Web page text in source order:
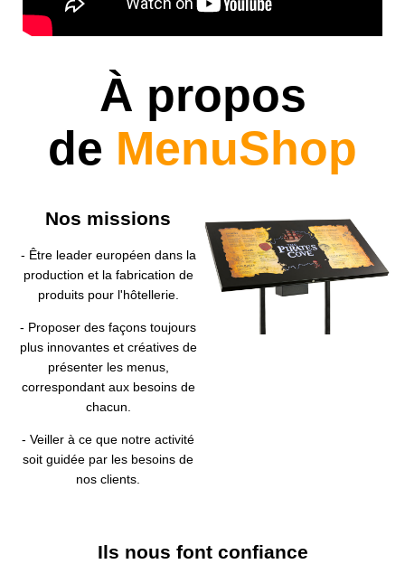
À propos
de MenuShop
Nos missions
- Être leader européen dans la
production et la fabrication de
produits pour l'hôtellerie.
- Proposer des façons toujours
plus innovantes et créatives de
présenter les menus,
correspondant aux besoins de
chacun.
- Veiller à ce que notre activité
soit guidée par les besoins de
nos clients.
Ils nous font confiance